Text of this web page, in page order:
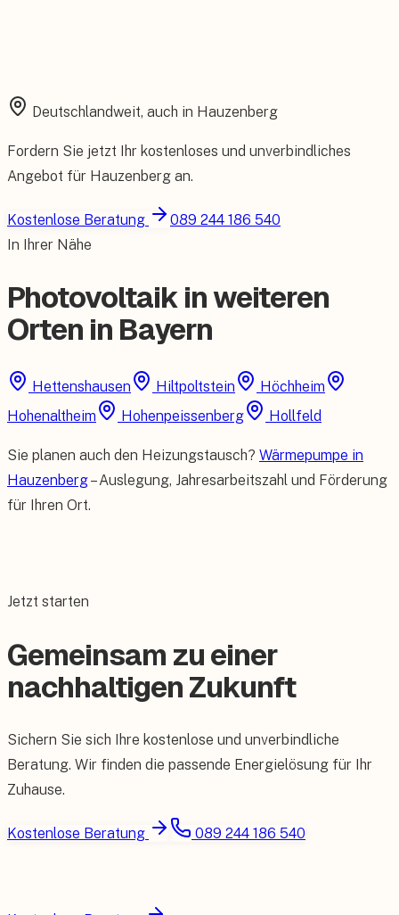
Deutschlandweit, auch in Hauzenberg
Fordern Sie jetzt Ihr kostenloses und unverbindliches
Angebot für Hauzenberg an.
Kostenlose Beratung
089 244 186 540
In Ihrer Nähe
Photovoltaik in weiteren
Orten in Bayern
Hettenshausen Hiltpoltstein
Höchheim
Hohenaltheim
Hohenpeissenberg Hollfeld
Sie planen auch den Heizungstausch? Wärmepumpe in
Hauzenberg– Auslegung, Jahresarbeitszahl und Förderung
für Ihren Ort.
Jetzt starten
Gemeinsam zu einer
nachhaltigen Zukunft
Sichern Sie sich Ihre kostenlose und unverbindliche
Beratung. Wir finden die passende Energielösung für Ihr
Zuhause.
Kostenlose Beratung 089 244 186 540